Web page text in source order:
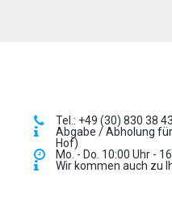
Tel.: +49 (30) 830 38
Abgabe / Abholung
Hof)
Mo. - Do. 10:00 Uhr -
Wir kommen auch zu